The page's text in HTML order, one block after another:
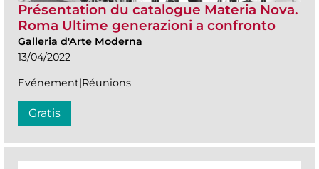
Présentation du catalogue Materia Nova.
Roma Ultime generazioni a confronto
Galleria d'Arte Moderna
13/04/2022
Evénement|Réunions
Gratis